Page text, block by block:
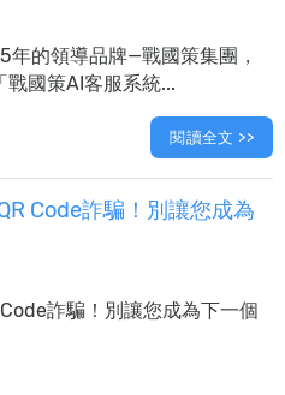
的領導品牌—戰國策集團，
國策AI客服系統...
閱讀全文 >>
Code詐騙！別讓您成為
詐騙！別讓您成為下一個